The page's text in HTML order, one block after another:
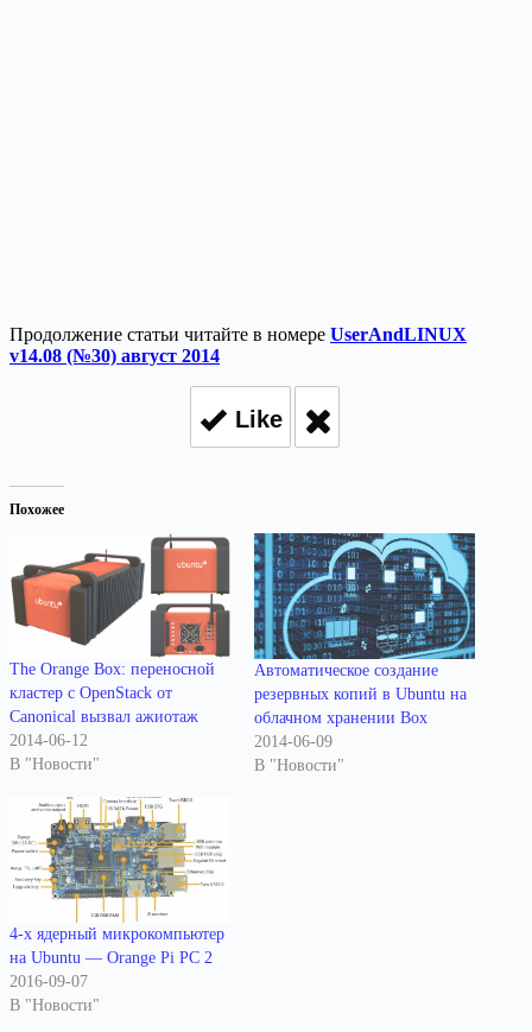
Продолжение статьи читайте в номере UserAndLINUX
v14.08 (№30) август 2014
Like
Похожее
The Orange Box: переносной
кластер с OpenStack от
Canonical вызвал ажиотаж
2014-06-12
В "Новости"
Автоматическое создание
резервных копий в Ubuntu на
облачном хранении Box
2014-06-09
В "Новости"
4-х ядерный микрокомпьютер
на Ubuntu — Orange Pi PC 2
2016-09-07
В "Новости"